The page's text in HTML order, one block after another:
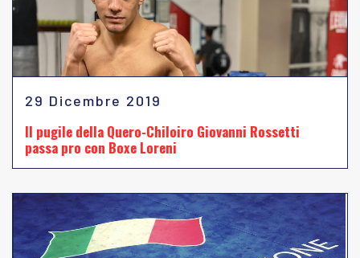
29 Dicembre 2019
Il pugile della Quero-Chiloiro Giovanni Rossetti
passa pro con Boxe Loreni